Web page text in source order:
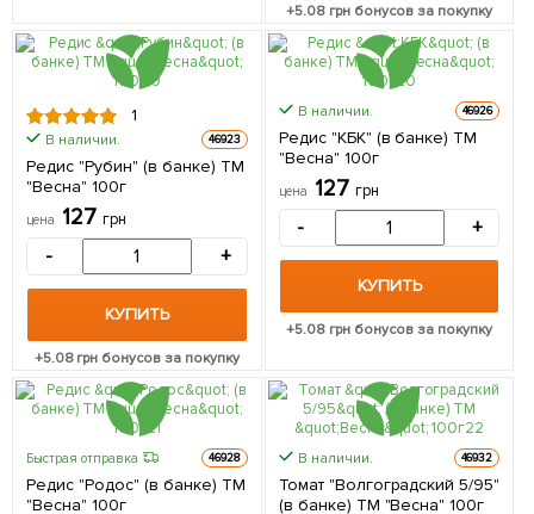
+5.08 грн бонусов за покупку
1
В наличии. 46923
Редис "Рубин" (в банке) ТМ
"Весна" 100г
цена 127 грн
- +
КУПИТЬ
+5.08грн бонусов за покупку
В наличии. 46926
Редис "КБК" (в банке) ТМ
"Весна" 100г
цена 127 грн
- +
КУПИТЬ
+5.08 грн бонусов за покупку
Быстрая отправка 46928
Редис "Родос" (в банке) ТМ
"Весна" 100г
В наличии. 46932
Томат "Волгоградский 5/95"
(в банке) ТМ "Весна" 100г